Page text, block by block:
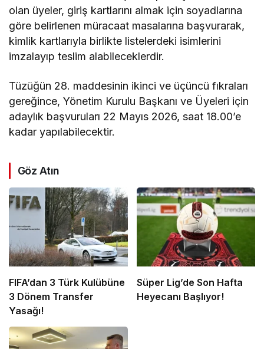
olan üyeler, giriş kartlarını almak için soyadlarına
göre belirlenen müracaat masalarına başvurarak,
kimlik kartlarıyla birlikte listelerdeki isimlerini
imzalayıp teslim alabileceklerdir.
Tüzüğün 28. maddesinin ikinci ve üçüncü fıkraları
gereğince, Yönetim Kurulu Başkanı ve Üyeleri için
adaylık başvuruları 22 Mayıs 2026, saat 18.00’e
kadar yapılabilecektir.
Göz Atın
FIFA’dan 3 Türk Kulübüne
3 Dönem Transfer
Yasağı!
Süper Lig’de Son Hafta
Heyecanı Başlıyor!